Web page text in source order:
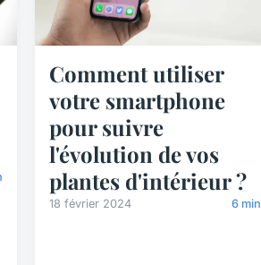
Comment utiliser
votre smartphone
pour suivre
l'évolution de vos
plantes d'intérieur ?
18 février 2024 6 min